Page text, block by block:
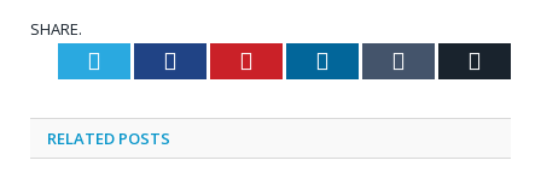
SHARE.
Twitter Facebook Pinterest LinkedIn Tumblr
RELATED POSTS